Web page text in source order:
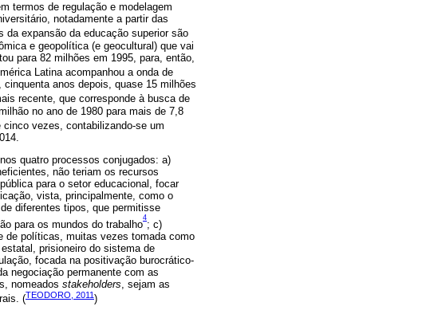
termos de regulação e modelagem
notadamente a partir das
da expansão da educação superior são
e geopolítica (e geocultural) que vai
para 82 milhões em 1995, para, então,
Latina acompanhou a onda de
anos depois, quase 15 milhões
recente, que corresponde à busca de
no ano de 1980 para mais de 7,8
vezes, contabilizando-se um
quatro processos conjugados: a)
não teriam os recursos
para o setor educacional, focar
vista, principalmente, como o
diferentes tipos, que permitisse
para os mundos do trabalho
4
; c)
de políticas, muitas vezes tomada como
prisioneiro do sistema de
focada na positivação burocrático-
negociação permanente com as
nomeados stakeholders, sejam as
(TEODORO, 2011 )